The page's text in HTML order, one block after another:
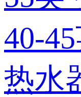
40-
热水